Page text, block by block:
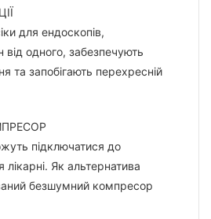
для ендоскопів,
від одного, забезпечують
та запобігають перехресній
підключатися до
лікарні. Як альтернатива
безшумний компресор